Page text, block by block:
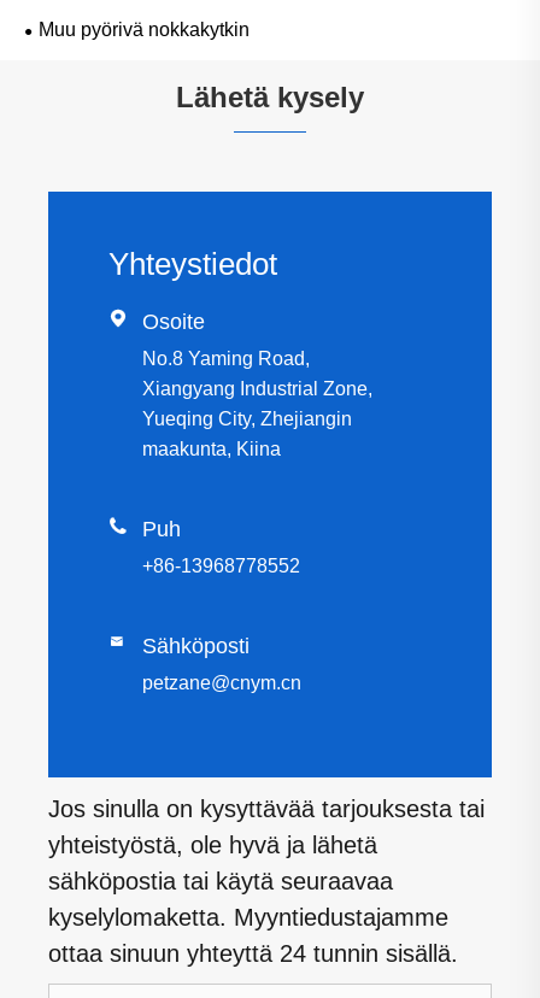
Muu pyörivä nokkakytkin
Lähetä kysely
Yhteystiedot
 Osoite
No.8 Yaming Road,
Xiangyang Industrial Zone,
Yueqing City, Zhejiangin
maakunta, Kiina
 Puh
+86-13968778552
 Sähköposti
petzane@cnym.cn
Jos sinulla on kysyttävää tarjouksesta tai
yhteistyöstä, ole hyvä ja lähetä
sähköpostia tai käytä seuraavaa
kyselylomaketta. Myyntiedustajamme
ottaa sinuun yhteyttä 24 tunnin sisällä.